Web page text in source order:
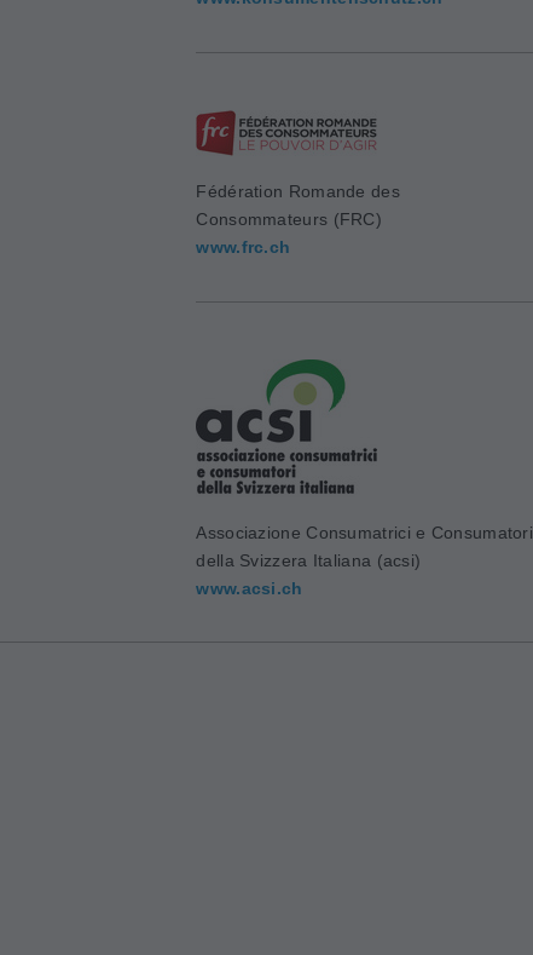
Fédération Romande des
Consommateurs (FRC)
www.frc.ch
Associazione Consumatrici e Consumatori
della Svizzera Italiana (acsi)
www.acsi.ch